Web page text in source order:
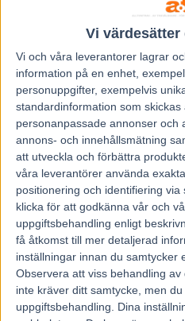
Vi
Vi och våra leverantorer lagrar
information på en enhet,
personuppgifter, exempelvis
standardinformation som
personanpassade annonser och
annons- och innehållsmätning
att utveckla och förbättra
våra leverantörer använda
positionering och identifiering
klicka för att godkänna vår och
uppgiftsbehandling enligt
få åtkomst till mer detaljerad
inställningar innan du samtycker
Observera att viss behandling
inte kräver ditt samtycke, men
uppgiftsbehandling. Dina
plusinsats när han knep
övertygande vis.
Nu dyker han upp i ett möte
Klass II.
– Occam’s Razor känns
årsdebuten, han kändes som
var lite som det var första
tävlade efter hur det har
besvikelse förra året, för man
häst fast han ”sket i det”
senast var det ett helt annat
heller inte startat på väldigt
kunna leverera en insats som
tufft lopp då, det var full gas
mål och han vann ändå med